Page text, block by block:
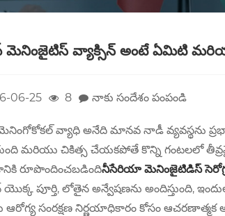
మెనింజైటిస్ వ్యాక్సిన్ అంటే ఏమిటి మరియు
06-25 8 నాకు సందేశం పంపండి
వ్యాధి అనేది మానవ నాడీ వ్యవస్థను
మరియు చికిత్స చేయకపోతే కొన్ని గంటలలో
రూపొందించబడిందినీసేరియా మెనింజైటిడిస్
యొక్క పూర్తి, లోతైన అన్వేషణను అందిస్తుంది,
సంరక్షణ నిర్ణయాధికారం కోసం ఆచరణాత్మక